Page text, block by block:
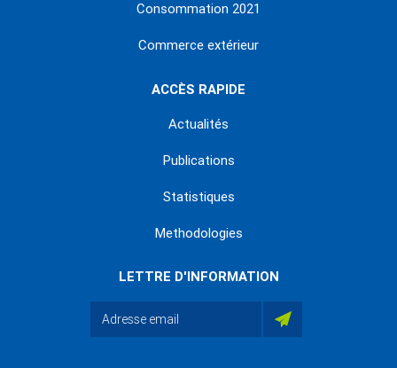
Consommation 2021
Commerce extérieur
ACCÈS RAPIDE
Actualités
Publications
Statistiques
Methodologies
LETTRE D'INFORMATION